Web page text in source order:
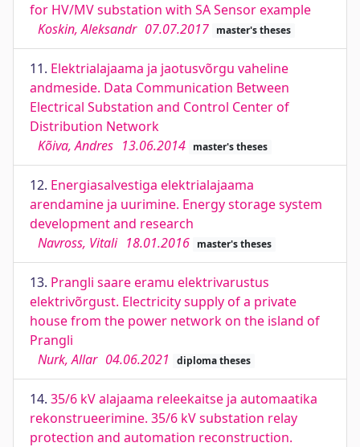
for HV/MV substation with SA Sensor example
Koskin, Aleksandr 07.07.2017 master's theses
11. Elektrialajaama ja jaotusvõrgu vaheline
andmeside. Data Communication Between
Electrical Substation and Control Center of
Distribution Network
Kõiva, Andres 13.06.2014 master's theses
12. Energiasalvestiga elektrialajaama
arendamine ja uurimine. Energy storage system
development and research
Navross, Vitali 18.01.2016 master's theses
13. Prangli saare eramu elektrivarustus
elektrivõrgust. Electricity supply of a private
house from the power network on the island of
Prangli
Nurk, Allar 04.06.2021 diploma theses
14. 35/6 kV alajaama releekaitse ja automaatika
rekonstrueerimine. 35/6 kV substation relay
protection and automation reconstruction.